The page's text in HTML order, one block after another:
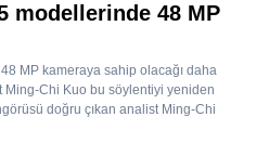
modellerinde 48 MP
MP kameraya sahip olacağı daha
Chi Kuo bu söylentiyi yeniden
doğru çıkan analist Ming-Chi